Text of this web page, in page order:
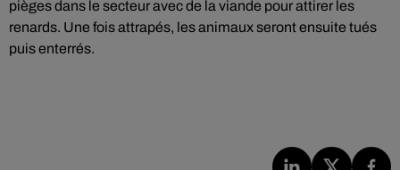
pièges dans le secteur avec de la viande pour attirer les
renards. Une fois attrapés, les animaux seront ensuite tués
puis enterrés.